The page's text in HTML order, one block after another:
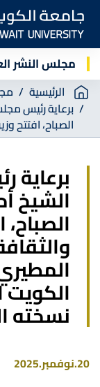
Skip
main
contentمجلس النشر
الرئيسية
برعاية رئيس
الصباح، افتتح
الشيخ
الصباح،
الكويت
نسخته
20.نوفمبر.2025